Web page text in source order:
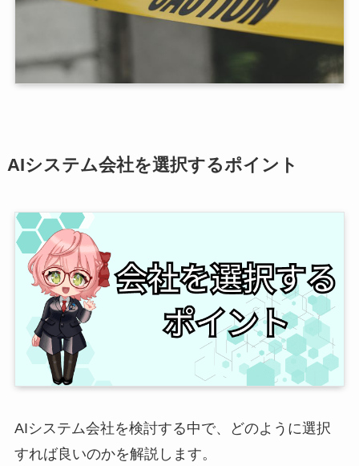
AIシステム会社を選択するポイント
AIシステム会社を検討する中で、どのように選択
すれば良いのかを解説します。